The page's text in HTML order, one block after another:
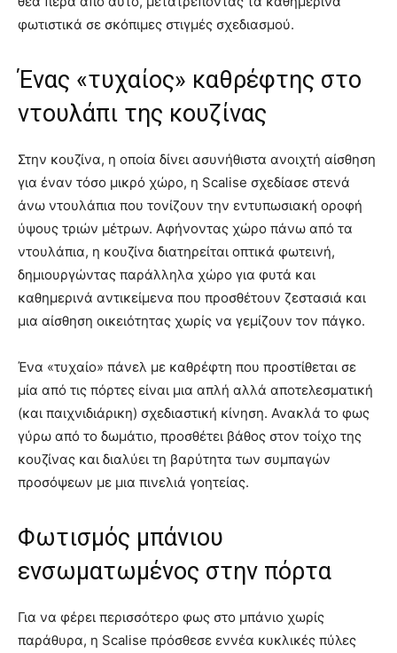
φωτιστικά σε σκόπιμες στιγμές σχεδιασμού.
Ένας «τυχαίος» καθρέφτης στο
ντουλάπι της κουζίνας
Στην κουζίνα, η οποία δίνει ασυνήθιστα ανοιχτή αίσθηση
για έναν τόσο μικρό χώρο, η Scalise σχεδίασε στενά
άνω ντουλάπια που τονίζουν την εντυπωσιακή οροφή
ύψους τριών μέτρων. Αφήνοντας χώρο πάνω από τα
ντουλάπια, η κουζίνα διατηρείται οπτικά φωτεινή,
δημιουργώντας παράλληλα χώρο για φυτά και
καθημερινά αντικείμενα που προσθέτουν ζεστασιά και
μια αίσθηση οικειότητας χωρίς να γεμίζουν τον πάγκο.
Ένα «τυχαίο» πάνελ με καθρέφτη που προστίθεται σε
μία από τις πόρτες είναι μια απλή αλλά αποτελεσματική
(και παιχνιδιάρικη) σχεδιαστική κίνηση. Ανακλά το φως
γύρω από το δωμάτιο, προσθέτει βάθος στον τοίχο της
κουζίνας και διαλύει τη βαρύτητα των συμπαγών
προσόψεων με μια πινελιά γοητείας.
Φωτισμός μπάνιου
ενσωματωμένος στην πόρτα
Για να φέρει περισσότερο φως στο μπάνιο χωρίς
παράθυρα, η Scalise πρόσθεσε εννέα κυκλικές πύλες